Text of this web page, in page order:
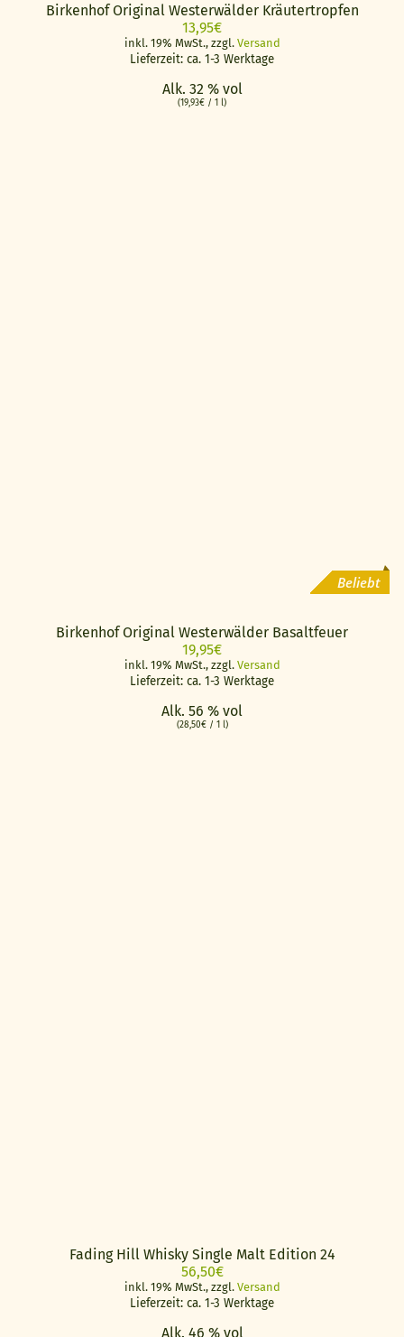
Birkenhof Original Westerwälder Kräutertropfen
13,95€
inkl. 19% MwSt., zzgl. Versand
Lieferzeit: ca. 1-3 Werktage
Alk. 32 % vol
(19,93€ / 1 l)
Beliebt
Birkenhof Original Westerwälder Basaltfeuer
19,95€
inkl. 19% MwSt., zzgl. Versand
Lieferzeit: ca. 1-3 Werktage
Alk. 56 % vol
(28,50€/ 1 l)
Fading Hill Whisky Single Malt Edition 24
56,50€
inkl. 19% MwSt., zzgl. Versand
Lieferzeit: ca. 1-3 Werktage
Alk. 46 % vol